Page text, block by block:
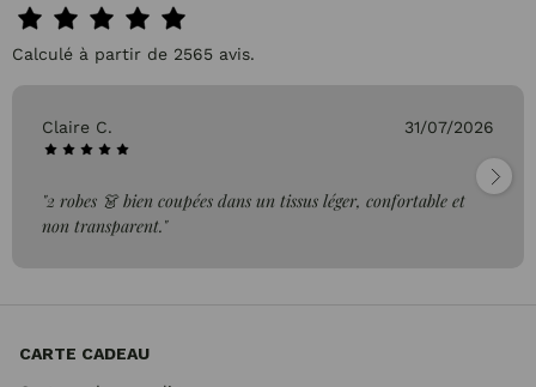
Calculé à partir de 2565 avis.
Claire C. 31/07/2026
"2 robes 👗 bien coupées dans un tissus léger, confortable et
non transparent."
CARTE CADEAU